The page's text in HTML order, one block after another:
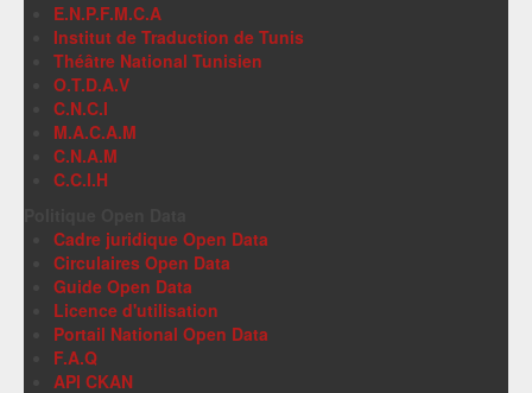
E.N.P.F.M.C.A
Institut de Traduction de Tunis
Théâtre National Tunisien
O.T.D.A.V
C.N.C.I
M.A.C.A.M
C.N.A.M
C.C.I.H
Cadre juridique Open Data
Circulaires Open Data
Guide Open Data
Licence d'utilisation
Portail National Open Data
F.A.Q
API CKAN